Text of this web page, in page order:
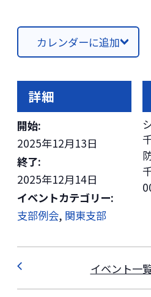
カレンダーに追加
詳細
開始:
2025年12月13日
終了:
2025年12月14日
イベントカテゴリー:
支部例会, 関東支部
イベント一